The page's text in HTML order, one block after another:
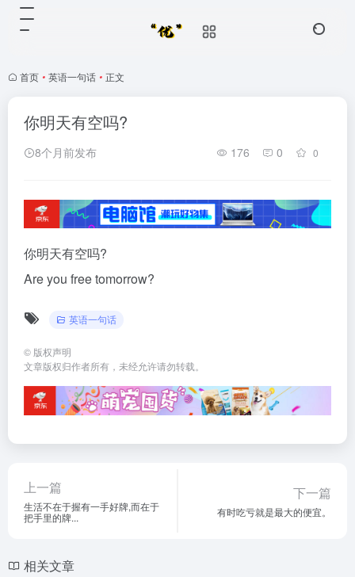
首页 • 英语一句话 • 正文
你明天有空吗?
8个月前发布 176 0 0
你明天有空吗?
Are you free tomorrow?
英语一句话
© 版权声明
文章版权归作者所有，未经允许请勿转载。
上一篇
生活不在于握有一手好牌,而在于
把手里的牌...
下一篇
有时吃亏就是最大的便宜。
相关文章